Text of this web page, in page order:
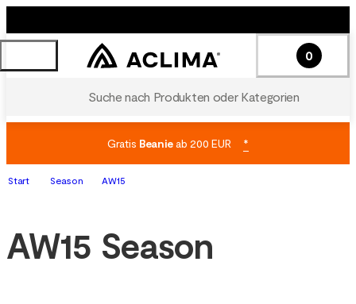
Suche nach Produkten oder Kategorien
0
Gratis Beanieab 200 EUR *
Start Season AW15
AW15 Season